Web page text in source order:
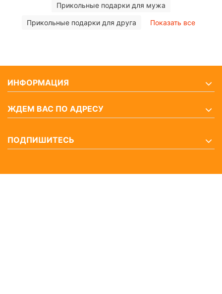
Прикольные подарки для мужа
Прикольные подарки для друга Показать все
ИНФОРМАЦИЯ
ЖДЕМ ВАС ПО АДРЕСУ
ПОДПИШИТЕСЬ